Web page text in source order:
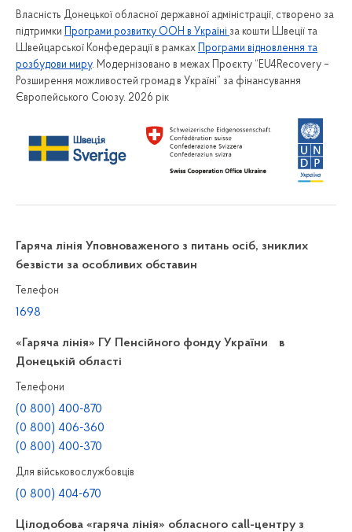
Власність Донецької обласної державної адміністрації, створено за
підтримки Програми розвитку ООН в Україні за кошти Швеції та
Швейцарської Конфедерації в рамках Програми відновлення та
розбудови миру. Модернізовано в межах Проєкту “EU4Recovery –
Розширення можливостей громад в Україні” за фінансування
Європейського Союзу. 2026 рік
Гаряча лінія Уповноваженого з питань осіб, зниклих
безвісти за особливих обставин
Телефон
1698
«Гаряча лінія» ГУ Пенсійного фонду України в
Донецькій області
Телефони
(0 800) 400-870
(0 800) 406-360
(0 800) 400-370
Для військовослужбовців
(0 800) 404-670
Цілодобова «гаряча лінія» обласного call-центру з